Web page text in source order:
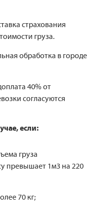
страхования
груза.
обработка в городе
40% от
согласуются
если:
груза
превышает 1м3 на 220
70 кг;